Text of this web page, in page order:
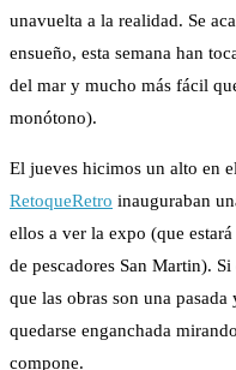
unavuelta a la realidad. Se
ensueño, esta semana han
del mar y mucho más fácil
monótono).
El jueves hicimos un alto en
RetoqueRetro inauguraban
ellos a ver la expo (que
de pescadores San Martin).
que las obras son una
quedarse enganchada
compone.